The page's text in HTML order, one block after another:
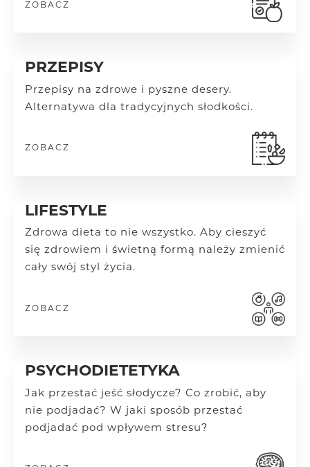
ZOBACZ
PRZEPISY
Przepisy na zdrowe i pyszne desery.
Alternatywa dla tradycyjnych słodkości.
ZOBACZ
LIFESTYLE
Zdrowa dieta to nie wszystko. Aby cieszyć
się zdrowiem i świetną formą należy zmienić
cały swój styl życia.
ZOBACZ
PSYCHODIETETYKA
Jak przestać jeść słodycze? Co zrobić, aby
nie podjadać? W jaki sposób przestać
podjadać pod wpływem stresu?